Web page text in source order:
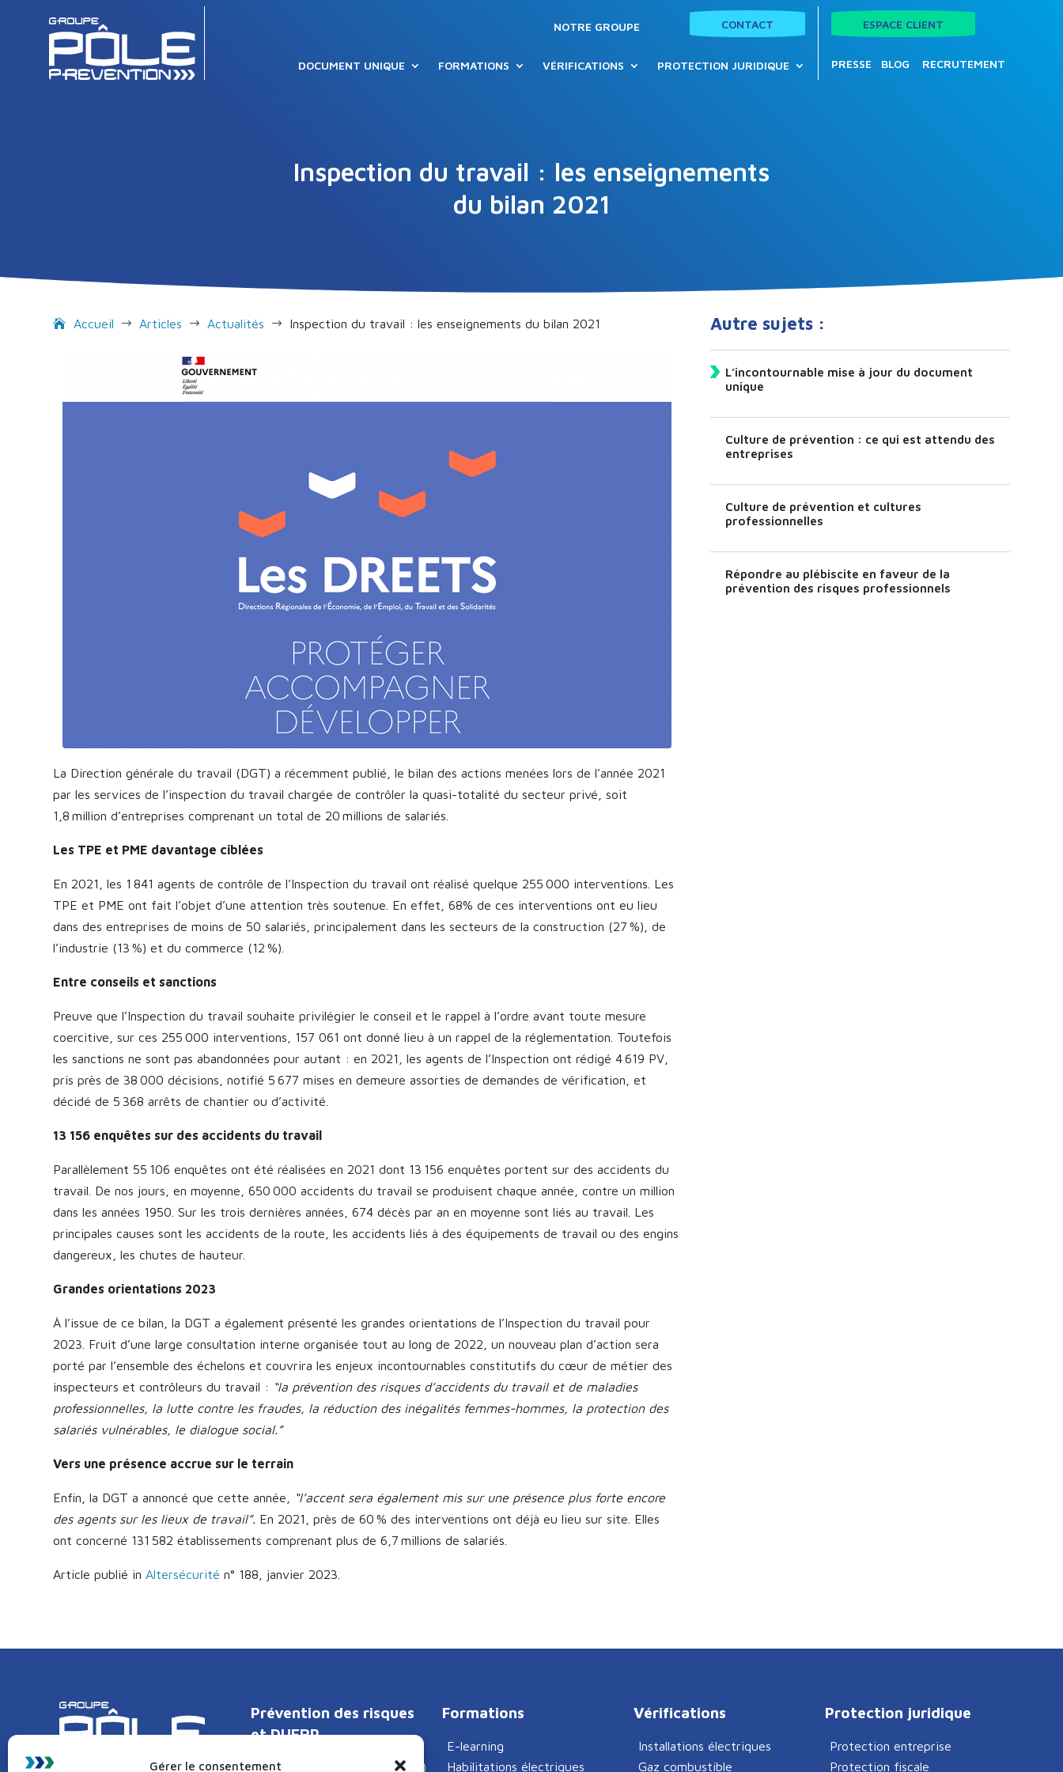
Gérer le consentement
CONTACT
NOTRE GROUPE
DOCUMENT UNIQUE FORMATIONS VÉRIFICATIONS PROTECTION JURIDIQUE
ESPACE CLIENT
PRESSE BLOG RECRUTEMENT
Inspection du travail : les enseignements
du bilan 2021
Accueil $ Articles $ Actualités $ Inspection du travail : les enseignements du bilan 2021
La Direction générale du travail (DGT) a récemment publié, le bilan des actions menées lors de l’année 2021
par les services de l’inspection du travail chargée de contrôler la quasi-totalité du secteur privé, soit
1,8 million d’entreprises comprenant un total de 20 millions de salariés.
Les TPE et PME davantage ciblées
En 2021, les 1 841 agents de contrôle de l’Inspection du travail ont réalisé quelque 255 000 interventions. Les
TPE et PME ont fait l’objet d’une attention très soutenue. En effet, 68% de ces interventions ont eu lieu
dans des entreprises de moins de 50 salariés, principalement dans les secteurs de la construction (27 %), de
l’industrie (13 %) et du commerce (12 %).
Entre conseils et sanctions
Preuve que l’Inspection du travail souhaite privilégier le conseil et le rappel à l’ordre avant toute mesure
coercitive, sur ces 255 000 interventions, 157 061 ont donné lieu à un rappel de la réglementation. Toutefois
les sanctions ne sont pas abandonnées pour autant : en 2021, les agents de l’Inspection ont rédigé 4 619 PV,
pris près de 38 000 décisions, notifié 5 677 mises en demeure assorties de demandes de vérification, et
décidé de 5 368 arrêts de chantier ou d’activité.
13 156 enquêtes sur des accidents du travail
Parallèlement 55 106 enquêtes ont été réalisées en 2021 dont 13 156 enquêtes portent sur des accidents du
travail. De nos jours, en moyenne, 650 000 accidents du travail se produisent chaque année, contre un million
dans les années 1950. Sur les trois dernières années, 674 décès par an en moyenne sont liés au travail. Les
principales causes sont les accidents de la route, les accidents liés à des équipements de travail ou des engins
dangereux, les chutes de hauteur.
Grandes orientations 2023
À l’issue de ce bilan, la DGT a également présenté les grandes orientations de l’Inspection du travail pour
2023. Fruit d’une large consultation interne organisée tout au long de 2022, un nouveau plan d’action sera
porté par l’ensemble des échelons et couvrira les enjeux incontournables constitutifs du cœur de métier des
inspecteurs et contrôleurs du travail : “la prévention des risques d’accidents du travail et de maladies
professionnelles, la lutte contre les fraudes, la réduction des inégalités femmes-hommes, la protection des
salariés vulnérables, le dialogue social.”
Vers une présence accrue sur le terrain
Enfin, la DGT a annoncé que cette année,
“l’accent sera également mis sur une présence plus forte encore
des agents sur les lieux de travail”. En 2021, près de 60 % des interventions ont déjà eu lieu sur site. Elles
ont concerné 131 582 établissements comprenant plus de 6,7 millions de salariés.
Article publié inAltersécurité n° 188, janvier 2023.
Autre sujets :
L’incontournable mise à jour du document
unique
Culture de prévention : ce qui est attendu des
entreprises
Culture de prévention et cultures
professionnelles
Répondre au plébiscite en faveur de la
prévention des risques professionnels
Prévention des risques
et DUERP
Le document unique (DUERP)
Formations
E-learning
Habilitations électriques
Vérifications
Installations électriques
Gaz combustible
Protection juridique
Protection entreprise
Protection fiscale